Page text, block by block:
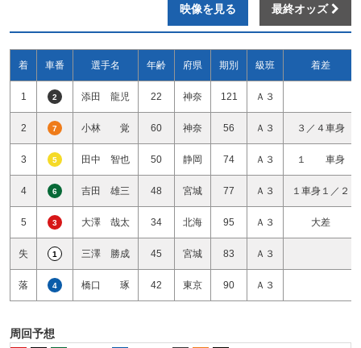
映像を見る 最終オッズ
着 車番 選手名 年齢 府県 期別 級班 着差
1 2 添田 龍児 22 神奈 121 Ａ３
2 7 小林 覚 60 神奈 56 Ａ３ ３／４車身
3 5 田中 智也 50 静岡 74 Ａ３ １ 車身
4 6 吉田 雄三 48 宮城 77 Ａ３ １車身１／２
5 3 大澤 哉太 34 北海 95 Ａ３ 大差
失 1 三澤 勝成 45 宮城 83 Ａ３
落 4 橋口 琢 42 東京 90 Ａ３
周回予想